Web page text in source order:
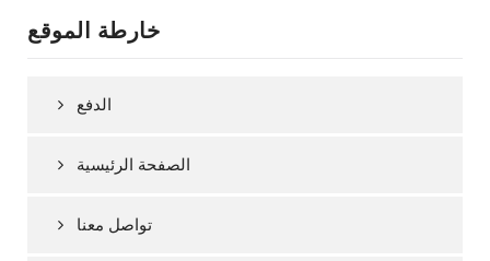
خارطة الموقع
الدفع
الصفحة الرئيسية
تواصل معنا